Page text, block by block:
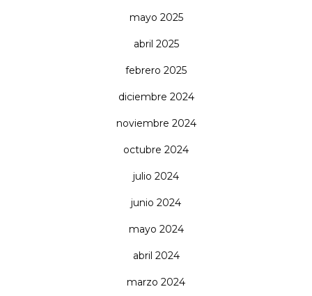
mayo 2025
abril 2025
febrero 2025
diciembre 2024
noviembre 2024
octubre 2024
julio 2024
junio 2024
mayo 2024
abril 2024
marzo 2024